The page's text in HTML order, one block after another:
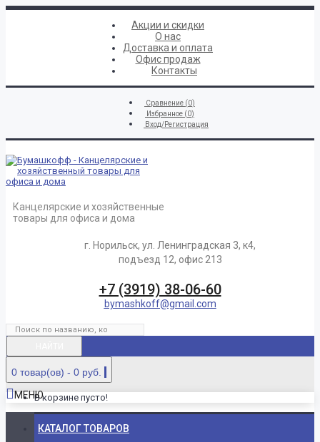
Акции и скидки
О нас
Доставка и оплата
Офис продаж
Контакты
Сравнение (0)
Избранное (0)
Вход/Регистрация
Канцелярские и хозяйственные
товары для офиса и дома
г. Норильск, ул. Ленинградская 3, к4,
подъезд 12, офис 213
+7 (3919) 38-06-60
bymashkoff@gmail.com
0 товар(ов) - 0 руб.
В корзине пусто!
МЕНЮ
КАТАЛОГ ТОВАРОВ